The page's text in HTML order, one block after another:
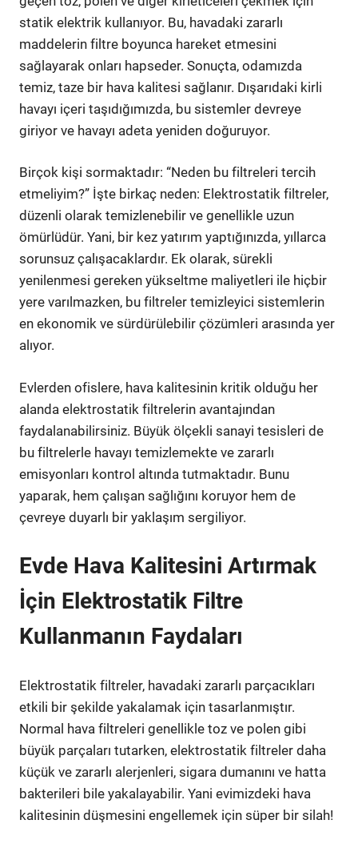
statik elektrik kullanıyor. Bu, havadaki zararlı
maddelerin filtre boyunca hareket etmesini
sağlayarak onları hapseder. Sonuçta, odamızda
temiz, taze bir hava kalitesi sağlanır. Dışarıdaki kirli
havayı içeri taşıdığımızda, bu sistemler devreye
giriyor ve havayı adeta yeniden doğuruyor.
Birçok kişi sormaktadır: “Neden bu filtreleri tercih
etmeliyim?” İşte birkaç neden: Elektrostatik filtreler,
düzenli olarak temizlenebilir ve genellikle uzun
ömürlüdür. Yani, bir kez yatırım yaptığınızda, yıllarca
sorunsuz çalışacaklardır. Ek olarak, sürekli
yenilenmesi gereken yükseltme maliyetleri ile hiçbir
yere varılmazken, bu filtreler temizleyici sistemlerin
en ekonomik ve sürdürülebilir çözümleri arasında yer
alıyor.
Evlerden ofislere, hava kalitesinin kritik olduğu her
alanda elektrostatik filtrelerin avantajından
faydalanabilirsiniz. Büyük ölçekli sanayi tesisleri de
bu filtrelerle havayı temizlemekte ve zararlı
emisyonları kontrol altında tutmaktadır. Bunu
yaparak, hem çalışan sağlığını koruyor hem de
çevreye duyarlı bir yaklaşım sergiliyor.
Evde Hava Kalitesini Artırmak
İçin Elektrostatik Filtre
Kullanmanın Faydaları
Elektrostatik filtreler, havadaki zararlı parçacıkları
etkili bir şekilde yakalamak için tasarlanmıştır.
Normal hava filtreleri genellikle toz ve polen gibi
büyük parçaları tutarken, elektrostatik filtreler daha
küçük ve zararlı alerjenleri, sigara dumanını ve hatta
bakterileri bile yakalayabilir. Yani evimizdeki hava
kalitesinin düşmesini engellemek için süper bir silah!